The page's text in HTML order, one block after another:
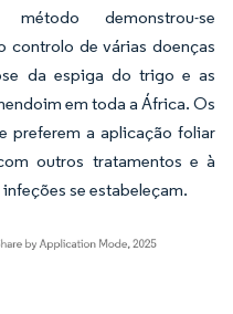
demonstrou-se
controlo de várias doenças
da espiga do trigo e as
em toda a África. Os
preferem a aplicação foliar
outros tratamentos e à
se estabeleçam.